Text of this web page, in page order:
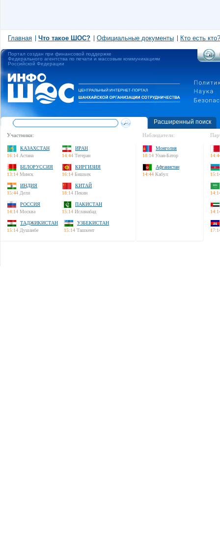
Главная Что такое ШОС? Официальные документы Кто есть кто?
Портал создан при финансовой поддержке
Федерального агентства по печати и массовым коммуникациям
Российской Федерации
Расширенный поиск
Участники:
КАЗАХСТАН
16:14 Астана
ИРАН
14:44 Тегеран
БЕЛОРУССИЯ
13:14 Минск
КИРГИЗИЯ
16:14 Бишкек
ИНДИЯ
15:44 Дели
КИТАЙ
18:14 Пекин
РОССИЯ
14:14 Москва
ПАКИСТАН
15:14 Исламабад
ТАДЖИКИСТАН
15:14 Душанбе
УЗБЕКИСТАН
15:14 Ташкент
Наблюдатели:
Монголия
18:14 Улан-Батор
Афганистан
14:44 Кабул